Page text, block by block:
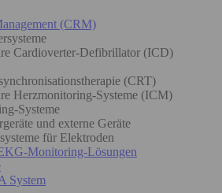
(CRM)
Cardioverter-Defibrillator (ICD)
(CRT)
Herzmonitoring-Systeme (ICM)
Systeme
und externe Geräte
für Elektroden
Monitoring-Lösungen
System